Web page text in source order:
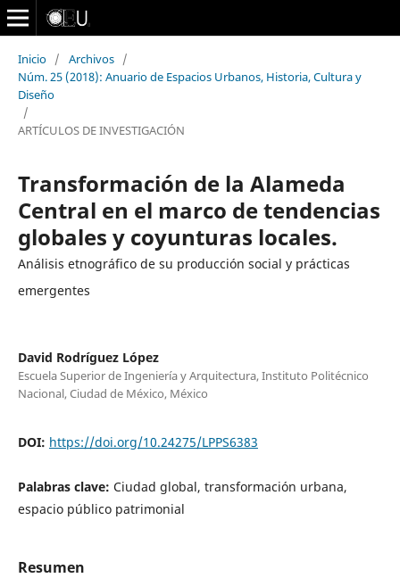
Inicio / Archivos /
Núm. 25 (2018): Anuario de Espacios Urbanos, Historia, Cultura y
Diseño
/
ARTÍCULOS DE INVESTIGACIÓN
Transformación de la Alameda
Central en el marco de tendencias
globales y coyunturas locales.
Análisis etnográfico de su producción social y prácticas
emergentes
David Rodríguez López
Escuela Superior de Ingeniería y Arquitectura, Instituto Politécnico
Nacional, Ciudad de México, México
DOI: https://doi.org/10.24275/LPPS6383
Palabras clave: Ciudad global, transformación urbana,
espacio público patrimonial
Resumen